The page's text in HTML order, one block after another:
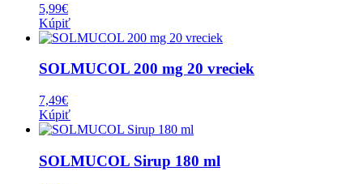
5,99€
Kúpiť
SOLMUCOL 200 mg 20 vreciek
7,49€
Kúpiť
SOLMUCOL Sirup 180 ml